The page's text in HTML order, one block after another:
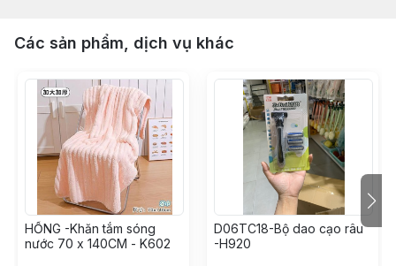
Các sản phẩm, dịch vụ khác
HỒNG -Khăn tắm sóng
nước 70 x 140CM - K602
D06TC18-Bộ dao cạo râu
-H920